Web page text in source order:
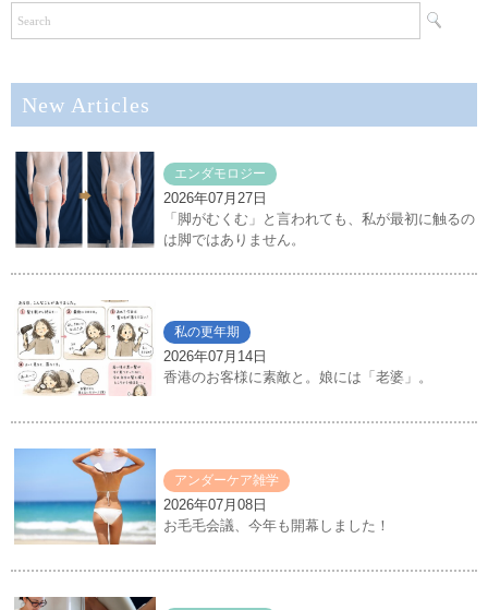
New Articles
エンダモロジー
2026年07月27日
「脚がむくむ」と言われても、私が最初に触るの
は脚ではありません。
私の更年期
2026年07月14日
香港のお客様に素敵と。娘には「老婆」。
アンダーケア雑学
2026年07月08日
お毛毛会議、今年も開幕しました！